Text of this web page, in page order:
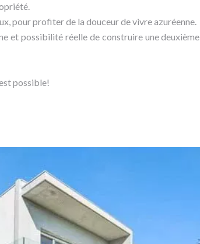
pour profiter de la douceur de vivre azuréenne.
et possibilité réelle de construire une
possible!